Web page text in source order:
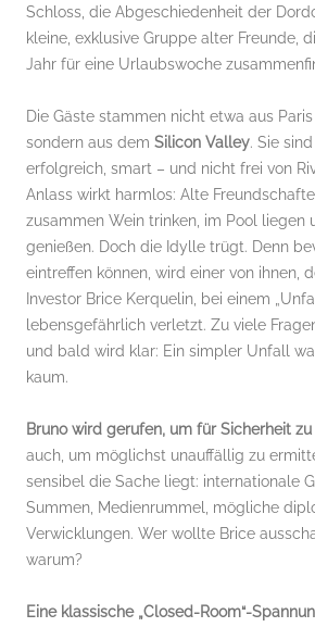
Schloss, die Abgeschiedenheit der
kleine, exklusive Gruppe alter Freunde,
Jahr für eine Urlaubswoche
Die Gäste stammen nicht etwa aus
sondern aus dem Silicon Valley. Sie
erfolgreich, smart – und nicht frei von
Anlass wirkt harmlos: Alte
zusammen Wein trinken, im Pool liegen
genießen. Doch die Idylle trügt. Denn
eintreffen können, wird einer von ihnen,
Investor Brice Kerquelin, bei einem
lebensgefährlich verletzt. Zu viele
und bald wird klar: Ein simpler Unfall
kaum.
Bruno wird gerufen, um für Sicherheit
auch, um möglichst unauffällig zu
sensibel die Sache liegt: internationale
Summen, Medienrummel, mögliche
Verwicklungen. Wer wollte Brice
warum?
Eine klassische „Closed-Room“-